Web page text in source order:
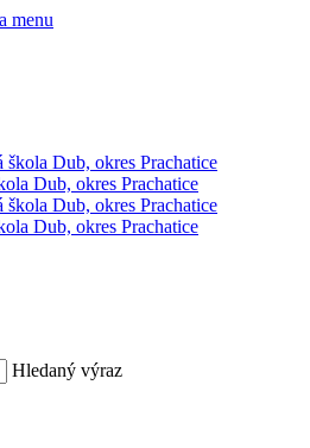
menu
Dub, okres Prachatice
Dub, okres Prachatice
Hledaný výraz